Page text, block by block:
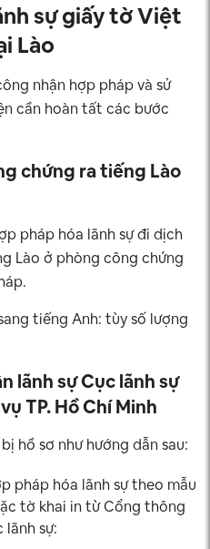
sự giấy tờ Việt
Lào
nhận hợp pháp và sử
cần hoàn tất các bước
chứng ra tiếng Lào
pháp hóa lãnh sự đi dịch
Lào ở phòng công chứng
tiếng Anh: tùy số lượng
lãnh sự Cục lãnh sự
TP. Hồ Chí Minh
hồ sơ như hướng dẫn sau:
pháp hóa lãnh sự theo mẫu
tờ khai in từ Cổng thông
sự: